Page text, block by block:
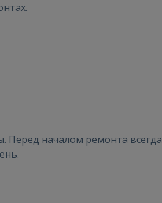
Перед началом ремонта всегда